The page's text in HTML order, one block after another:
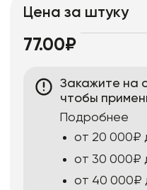
Цена за штуку
77.00₽
Закажите на
чтобы
Подробнее
от 20 000₽
от 30 000₽
от 40 000₽